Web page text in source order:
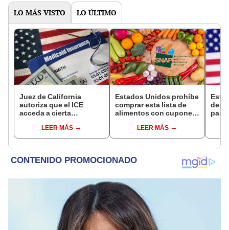
LO MÁS VISTO LO ÚLTIMO
Juez de California
autoriza que el ICE
acceda a cierta
inmigrantes inscritos en
Medicaid
LEER MÁS
Estados Unidos prohíbe
comprar esta lista de
alimentos con cupones
desde 2026LEER MÁS
para
se